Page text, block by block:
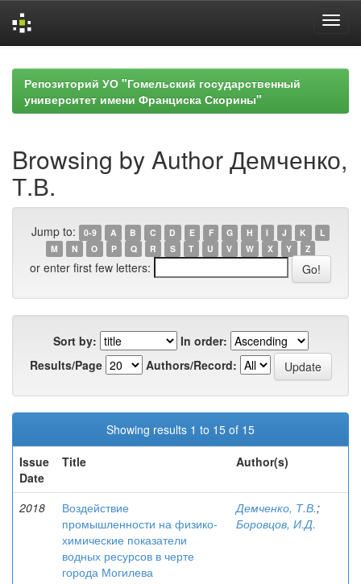
navigationРепозиторий УО "Гомельский государственный
университет имени Франциска Скорины"
Browsing by Author Демченко,
Т.В.
Jump to: 0-9 A B C D E F G H I J K
L
M
N O P Q R S T U V W X Y Z
or enter first few letters:
Sort by:
In order:
Results/Page
Authors/Record:
Showing results 1 to 15 of 15
Issue
Date
Title Author(s)
2018
Воздействие
промышленности на физико-
химические показатели
водных ресурсов в черте
города Могилева
Демченко, Т.В.;
Боровцов, И.Д.